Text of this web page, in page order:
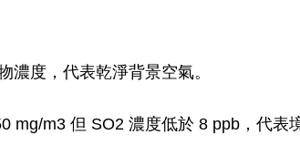
濃度，代表乾淨背景空氣。
mg/m3 但 SO2 濃度低於 8 ppb，代表